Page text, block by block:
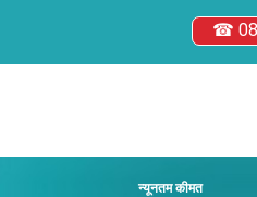
☎
न्यूनतम कीमत